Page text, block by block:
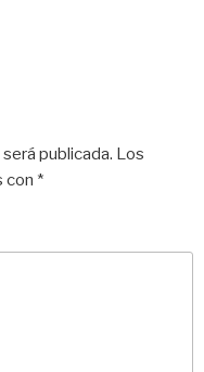
publicada. Los
con *